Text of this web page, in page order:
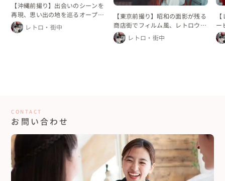
【沖縄前撮り】出会いのシーンを
再現、思い出の地を巡るオープニ
ングムービー
レトロ・街中
【東京前撮り】昭和の面影が残る
商店街でフィルム風、レトロウェ
ディングフォト
レトロ・街中
ー
で
CONTACT
お問い合わせ